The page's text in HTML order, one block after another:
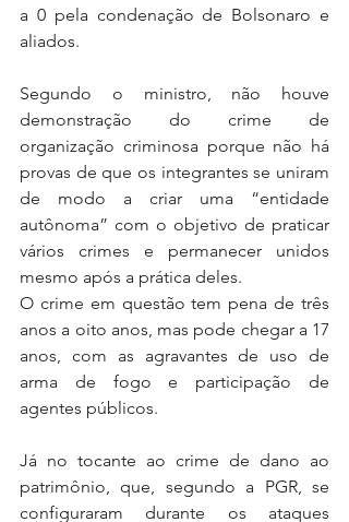
a 0 pela condenação de Bolsonaro e
aliados.
Segundo o ministro, não houve
demonstração do crime de
organização criminosa porque não há
provas de que os integrantes se uniram
de modo a criar uma “entidade
autônoma” com o objetivo de praticar
vários crimes e permanecer unidos
mesmo após a prática deles.
O crime em questão tem pena de três
anos a oito anos, mas pode chegar a 17
anos, com as agravantes de uso de
arma de fogo e participação de
agentes públicos.
Já no tocante ao crime de dano ao
patrimônio, que, segundo a PGR, se
configuraram durante os ataques